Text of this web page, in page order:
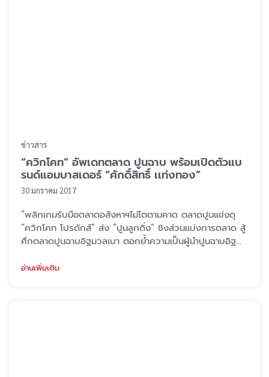
ข่าวสาร
“ควิกโคท” อัพเดทตลาด ปูนฉาบ พร้อมเปิดตัวแบ
รนด์แอมบาสเดอร์ “ศักดิ์สิทธิ์ เเท่งทอง”
30 มกราคม 2017
“พลิกเกมรับมือตลาดอสังหาฯไม่โตตามคาด ตลาดปูนแข่งดุ
“ควิกโคท โปรดักส์” ส่ง “ปูนลูกดิ่ง” ชิงส่วนเเบ่งการตลาด สู้
ศึกตลาดปูนฉาบอิฐมวลเบา ตอกย้ำความเป็นผู้นำปูนฉาบอิฐ
“เเท่ง – ศักดิ์สิทธิ์ เเท่งทอง” นายอัครภัทร ทองน้ำตะโก
อ่านเพิ่มเติม